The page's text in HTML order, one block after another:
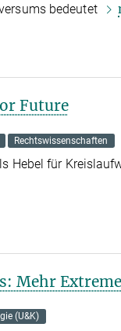
bedeutet
Future
Rechtswissenschaften
Hebel für
Mehr
(U&K)